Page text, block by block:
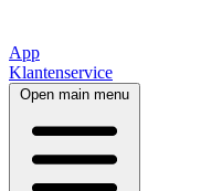
App
Klantenservice
Open main menu